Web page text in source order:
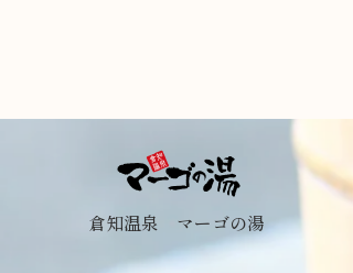
倉知温泉 マーゴの湯